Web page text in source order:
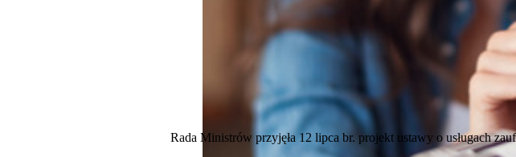
Rada Ministrów przyjęła 12 lipca br. projekt ustawy o usługach